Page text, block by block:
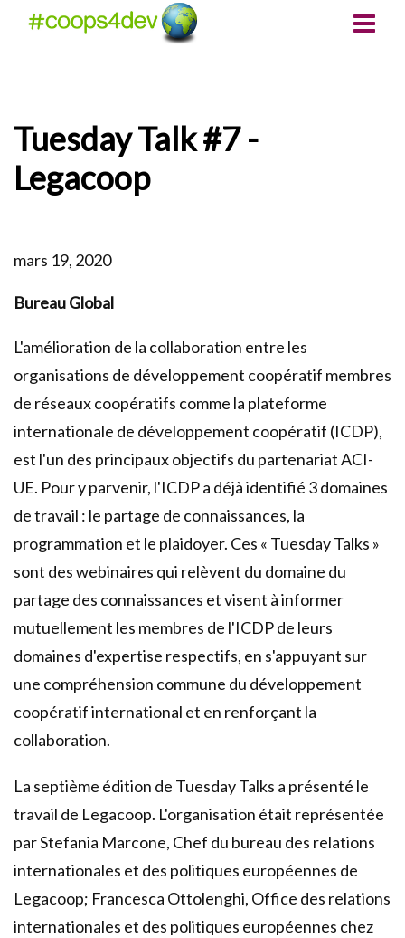
Tuesday Talk #7 -
Legacoop
mars 19, 2020
Bureau Global
L'amélioration de la collaboration entre les
organisations de développement coopératif membres
de réseaux coopératifs comme la plateforme
internationale de développement coopératif (ICDP),
est l'un des principaux objectifs du partenariat ACI-
UE. Pour y parvenir, l'ICDP a déjà identifié 3 domaines
de travail : le partage de connaissances, la
programmation et le plaidoyer. Ces « Tuesday Talks »
sont des webinaires qui relèvent du domaine du
partage des connaissances et visent à informer
mutuellement les membres de l'ICDP de leurs
domaines d'expertise respectifs, en s'appuyant sur
une compréhension commune du développement
coopératif international et en renforçant la
collaboration.
La septième édition de Tuesday Talks a présenté le
travail de Legacoop. L'organisation était représentée
par Stefania Marcone, Chef du bureau des relations
internationales et des politiques européennes de
Legacoop; Francesca Ottolenghi, Office des relations
internationales et des politiques européennes chez